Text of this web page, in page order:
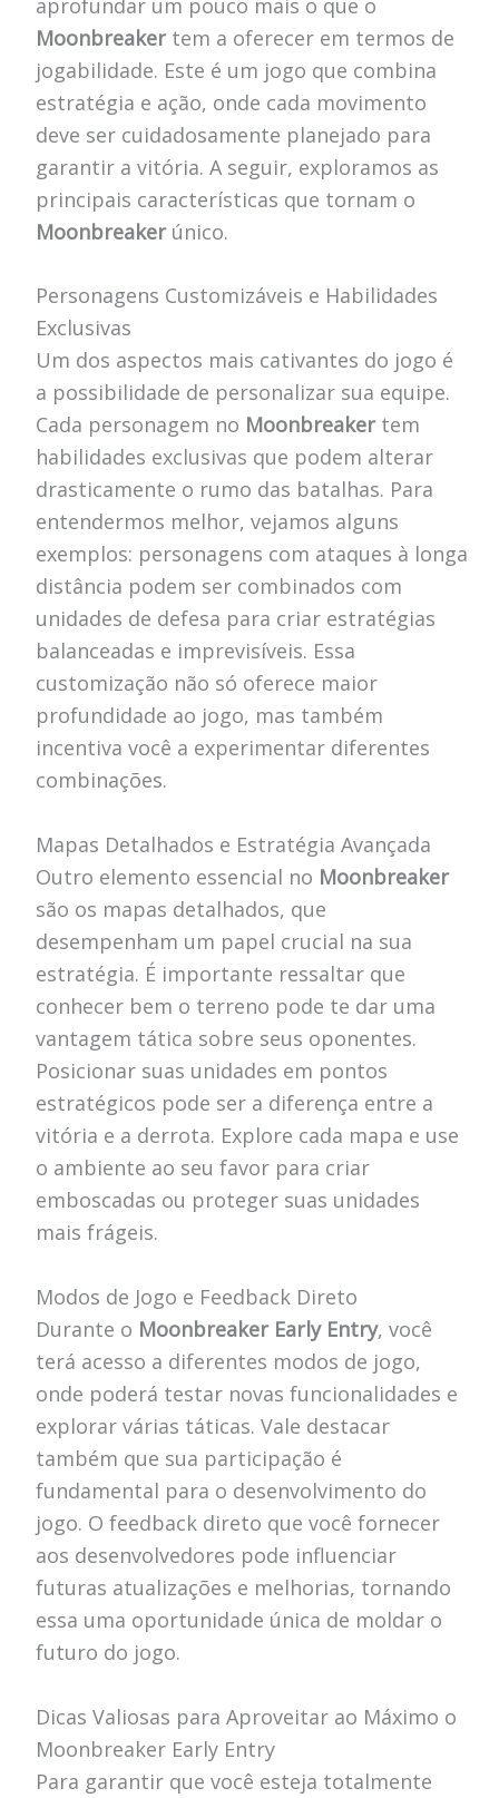
Moonbreakertem a oferecer em termos de
jogabilidade. Este é um jogo que combina
estratégia e ação, onde cada movimento
deve ser cuidadosamente planejado para
garantir a vitória. A seguir, exploramos as
principais características que tornam o
Moonbreakerúnico.
Personagens Customizáveis e Habilidades
Exclusivas
Um dos aspectos mais cativantes do jogo é
a possibilidade de personalizar sua equipe.
Cada personagem no Moonbreakertem
habilidades exclusivas que podem alterar
drasticamente o rumo das batalhas. Para
entendermos melhor, vejamos alguns
exemplos: personagens com ataques à longa
distância podem ser combinados com
unidades de defesa para criar estratégias
balanceadas e imprevisíveis. Essa
customização não só oferece maior
profundidade ao jogo, mas também
incentiva você a experimentar diferentes
combinações.
Mapas Detalhados e Estratégia Avançada
Outro elemento essencial no Moonbreaker
são os mapas detalhados, que
desempenham um papel crucial na sua
estratégia. É importante ressaltar que
conhecer bem o terreno pode te dar uma
vantagem tática sobre seus oponentes.
Posicionar suas unidades em pontos
estratégicos pode ser a diferença entre a
vitória e a derrota. Explore cada mapa e use
o ambiente ao seu favor para criar
emboscadas ou proteger suas unidades
mais frágeis.
Modos de Jogo e Feedback Direto
Durante o Moonbreaker Early Entry, você
terá acesso a diferentes modos de jogo,
onde poderá testar novas funcionalidades e
explorar várias táticas. Vale destacar
também que sua participação é
fundamental para o desenvolvimento do
jogo. O feedback direto que você fornecer
aos desenvolvedores pode influenciar
futuras atualizações e melhorias, tornando
essa uma oportunidade única de moldar o
futuro do jogo.
Dicas Valiosas para Aproveitar ao Máximo o
Moonbreaker Early Entry
Para garantir que você esteja totalmente